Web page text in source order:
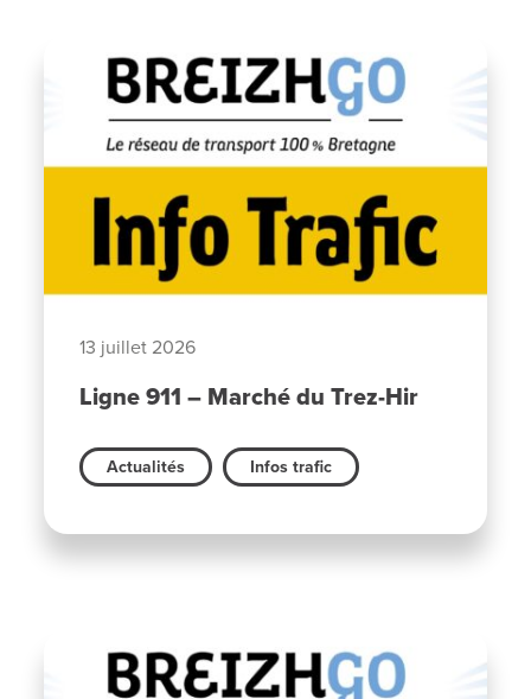
13 juillet 2026
Ligne 911 – Marché du Trez-Hir
Actualités Infos trafic